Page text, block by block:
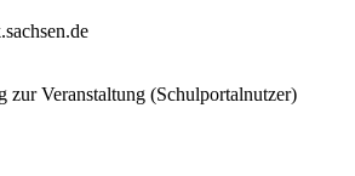
zur Veranstaltung (Schulportalnutzer)